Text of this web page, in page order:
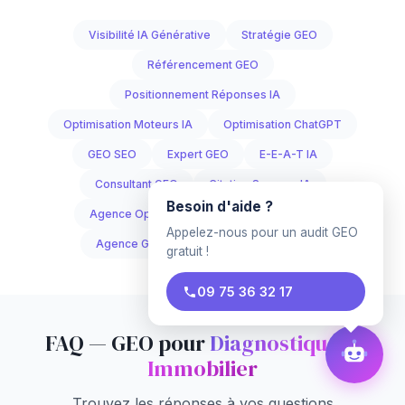
Visibilité IA Générative Stratégie GEO
Référencement GEO
Positionnement Réponses IA
Optimisation Moteurs IA Optimisation ChatGPT
GEO SEO Expert GEO E-E-A-T IA
Consultant GEO Citation Sources IA
Agence Optimisation IA Agence GEO
Agence Generative Engine Optimization
FAQ — GEO pourDiagnostiqueur
Immobilier
Besoin d'aide ?
Appelez-nous pour un audit GEO
gratuit !
09 75 36 32 17